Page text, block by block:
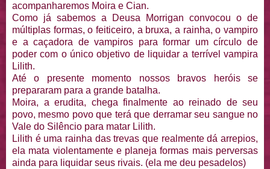
acompanharemos Moira e Cian.
Como já sabemos a Deusa Morrigan convocou o de
múltiplas formas, o feiticeiro, a bruxa, a rainha, o vampiro
e a caçadora de vampiros para formar um círculo de
poder com o único objetivo de liquidar a terrível vampira
Lilith.
Até o presente momento nossos bravos heróis se
prepararam para a grande batalha.
Moira, a erudita, chega finalmente ao reinado de seu
povo, mesmo povo que terá que derramar seu sangue no
Vale do Silêncio para matar Lilith.
Lilith é uma rainha das trevas que realmente dá arrepios,
ela mata violentamente e planeja formas mais perversas
ainda para liquidar seus rivais. (ela me deu pesadelos)